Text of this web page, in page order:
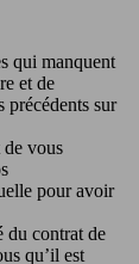
qui manquent
et de
précédents sur
de vous
pour avoir
du contrat de
qu’il est